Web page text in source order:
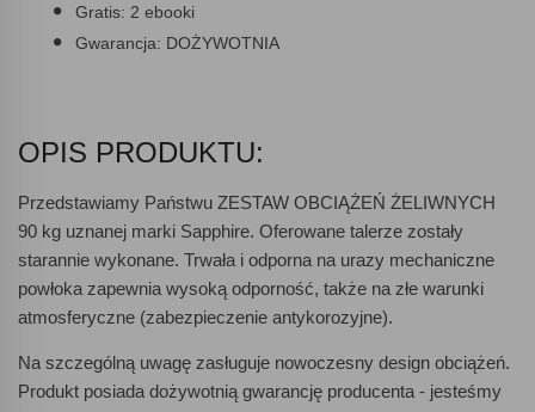
Gratis: 2 ebooki
Gwarancja: DOŻYWOTNIA
OPIS PRODUKTU:
Przedstawiamy Państwu ZESTAW OBCIĄŻEŃ ŻELIWNYCH
90 kg uznanej marki Sapphire. Oferowane talerze zostały
starannie wykonane. Trwała i odporna na urazy mechaniczne
powłoka zapewnia wysoką odporność, także na złe warunki
atmosferyczne (zabezpieczenie antykorozyjne).
Na szczególną uwagę zasługuje nowoczesny design obciążeń.
Produkt posiada dożywotnią gwarancję producenta - jesteśmy